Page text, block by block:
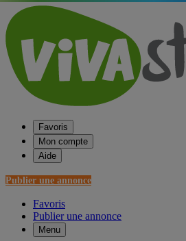
Favoris
Mon compte
Aide
Publier une annonce
Favoris
Publier une annonce
Menu